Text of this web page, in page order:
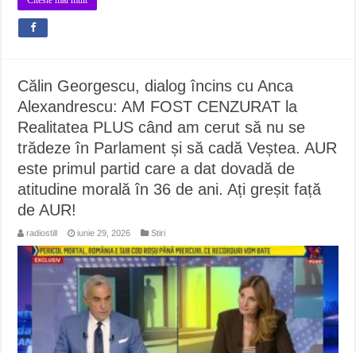
Călin Georgescu, dialog încins cu Anca
Alexandrescu: AM FOST CENZURAT la
Realitatea PLUS când am cerut să nu se
trădeze în Parlament și să cadă Veștea. AUR
este primul partid care a dat dovadă de
atitudine morală în 36 de ani. Ați greșit față
de AUR!
radiostill iunie 29, 2026 Stiri